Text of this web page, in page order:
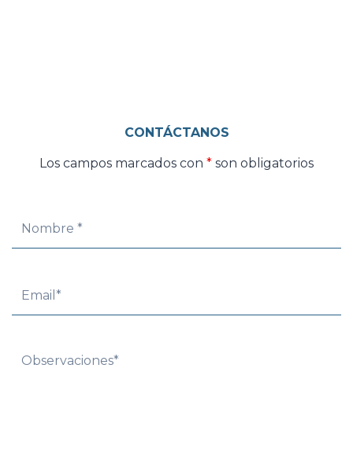
CONTÁCTANOS
Los campos marcados con * son obligatorios